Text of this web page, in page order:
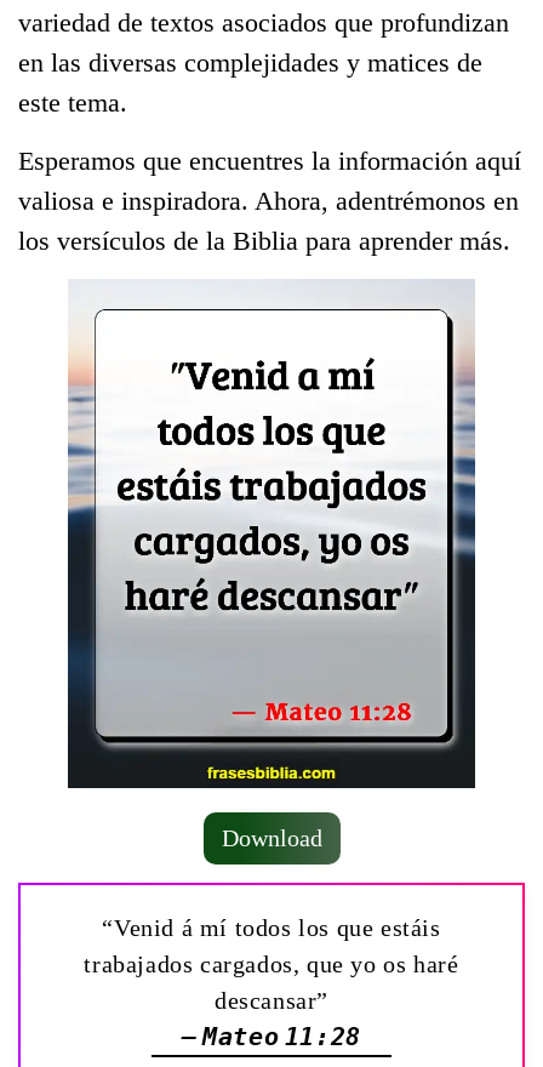
variedad de textos asociados que profundizan
en las diversas complejidades y matices de
este tema.
Esperamos que encuentres la información aquí
valiosa e inspiradora. Ahora, adentrémonos en
los versículos de la Biblia para aprender más.
Download
“Venid á mí todos los que estáis
trabajados cargados, que yo os haré
descansar”
— Mateo 11:28